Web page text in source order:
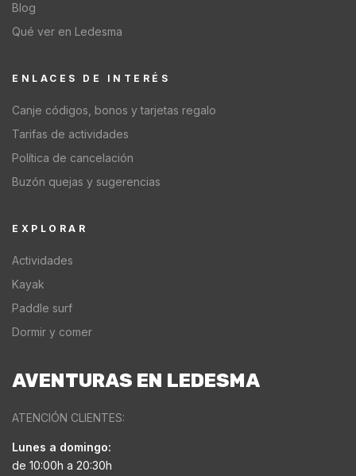
Blog
Qué ver en Ledesma
EXPLORAR
Actividades
Kayak
Paddle surf
Dormir y comer
ENLACES DE INTERÉS
Canje códigos, bonos y tarjetas regalo
Tarifas de actividades
Política de cancelación
Buzón quejas y sugerencias
AVENTURAS EN LEDESMA
ATENCIÓN CLIENTES:
Lunes a domingo:
de 10:00h a 20:30h